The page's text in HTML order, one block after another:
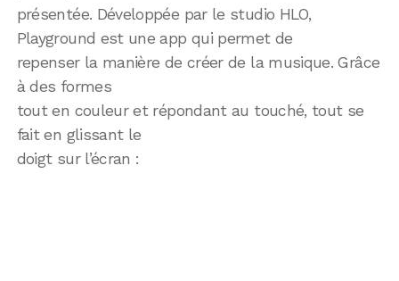
présentée. Développée par le studio HLO,
Playground est une app qui permet de
repenser la manière de créer de la musique. Grâce
à des formes
tout en couleur et répondant au touché, tout se
fait en glissant le
doigt sur l’écran :